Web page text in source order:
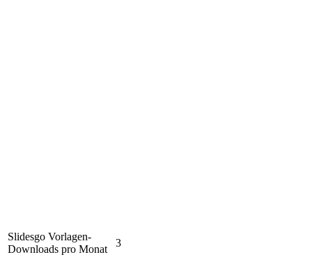
Slidesgo Vorlagen-
Downloads pro Monat
3